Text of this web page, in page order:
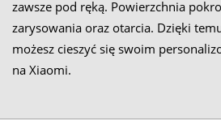
zawsze pod ręką. Powierzchnia
zarysowania oraz otarcia. Dzięki
możesz cieszyć się swoim
na Xiaomi.